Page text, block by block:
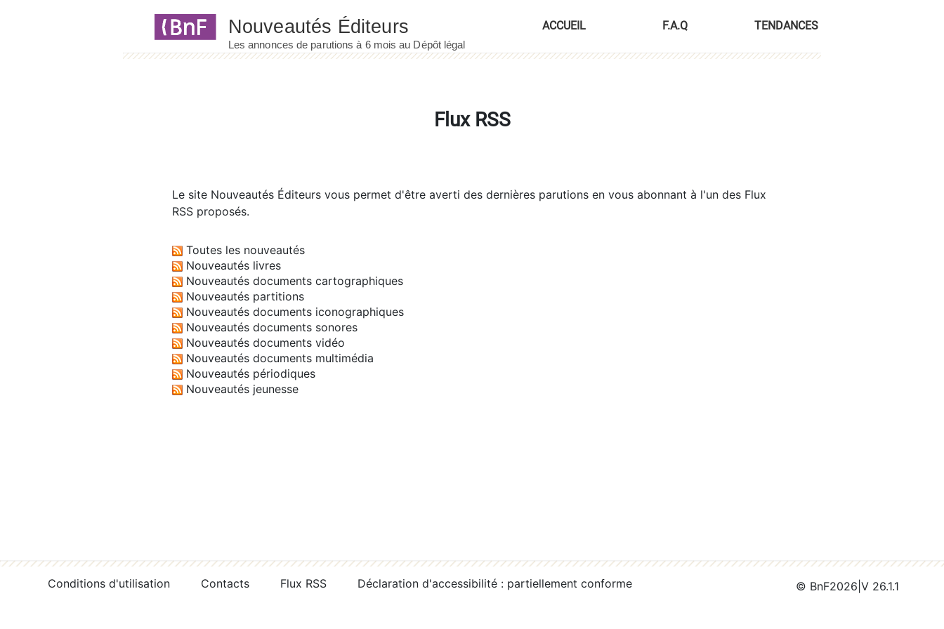
ACCUEIL F.A.Q TENDANCES
Flux RSS
Le site Nouveautés Éditeurs vous permet d'être averti des dernières parutions en vous abonnant à l'un des Flux
RSS proposés.
Toutes les nouveautés
Nouveautés livres
Nouveautés documents cartographiques
Nouveautés partitions
Nouveautés documents iconographiques
Nouveautés documents sonores
Nouveautés documents vidéo
Nouveautés documents multimédia
Nouveautés périodiques
Nouveautés jeunesse
Conditions d'utilisation Contacts Flux RSS Déclaration d'accessibilité : partiellement conforme © BnF2026 V 26.1.1